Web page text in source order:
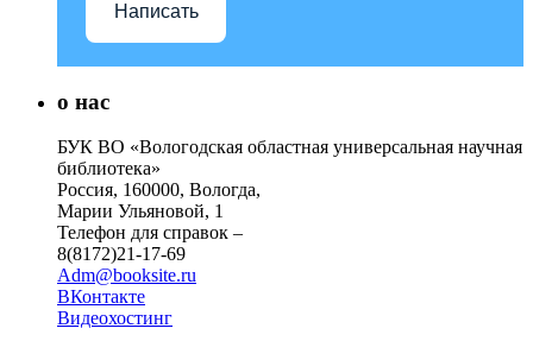
Написать
о нас
БУК ВО «Вологодская областная универсальная научная
библиотека»
Россия, 160000, Вологда,
Марии Ульяновой, 1
Телефон для справок –
8(8172)21-17-69
Adm@booksite.ru
ВКонтакте
Видеохостинг